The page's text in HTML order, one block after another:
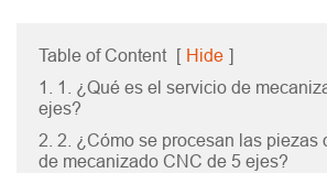
Table of Content [ Hide ]
1. 1. ¿Qué es el servicio de
ejes?
2. 2. ¿Cómo se procesan las piezas
de mecanizado CNC de 5 ejes?